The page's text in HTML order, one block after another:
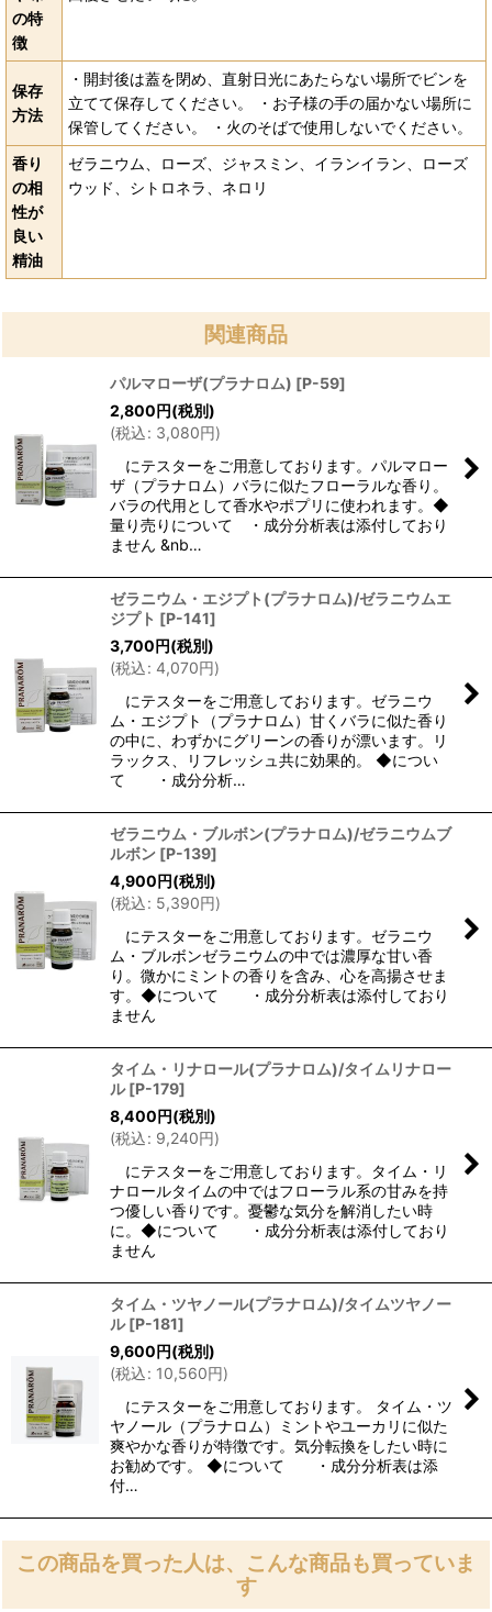
の特
徴
保存
方法
・開封後は蓋を閉め、直射日光にあたらない場所でビンを
立てて保存してください。 ・お子様の手の届かない場所に
保管してください。 ・火のそばで使用しないでください。
香り
の相
性が
良い
精油
ゼラニウム、ローズ、ジャスミン、イランイラン、ローズ
ウッド、シトロネラ、ネロリ
関連商品
パルマローザ(プラナロム) [P-59]
2,800円(税別)
(税込: 3,080円)
にテスターをご用意しております。パルマロー
ザ（プラナロム）バラに似たフローラルな香り。
バラの代用として香水やポプリに使われます。◆
量り売りについて ・成分分析表は添付しており
ません &nb…
ゼラニウム・エジプト(プラナロム)/ゼラニウムエ
ジプト [P-141]
3,700円(税別)
(税込: 4,070円)
にテスターをご用意しております。ゼラニウ
ム・エジプト（プラナロム）甘くバラに似た香り
の中に、わずかにグリーンの香りが漂います。リ
ラックス、リフレッシュ共に効果的。 ◆につい
て ・成分分析…
ゼラニウム・ブルボン(プラナロム)/ゼラニウムブ
ルボン [P-139]
4,900円(税別)
(税込: 5,390円)
にテスターをご用意しております。ゼラニウ
ム・ブルボンゼラニウムの中では濃厚な甘い香
り。微かにミントの香りを含み、心を高揚させま
す。◆について ・成分分析表は添付しており
ません
タイム・リナロール(プラナロム)/タイムリナロー
ル [P-179]
8,400円(税別)
(税込: 9,240円)
にテスターをご用意しております。タイム・リ
ナロールタイムの中ではフローラル系の甘みを持
つ優しい香りです。憂鬱な気分を解消したい時
に。◆について ・成分分析表は添付しており
ません
タイム・ツヤノール(プラナロム)/タイムツヤノー
ル [P-181]
9,600円(税別)
(税込: 10,560円)
にテスターをご用意しております。 タイム・ツ
ヤノール（プラナロム）ミントやユーカリに似た
爽やかな香りが特徴です。気分転換をしたい時に
お勧めです。 ◆について ・成分分析表は添
付…
この商品を買った人は、こんな商品も買っていま
す